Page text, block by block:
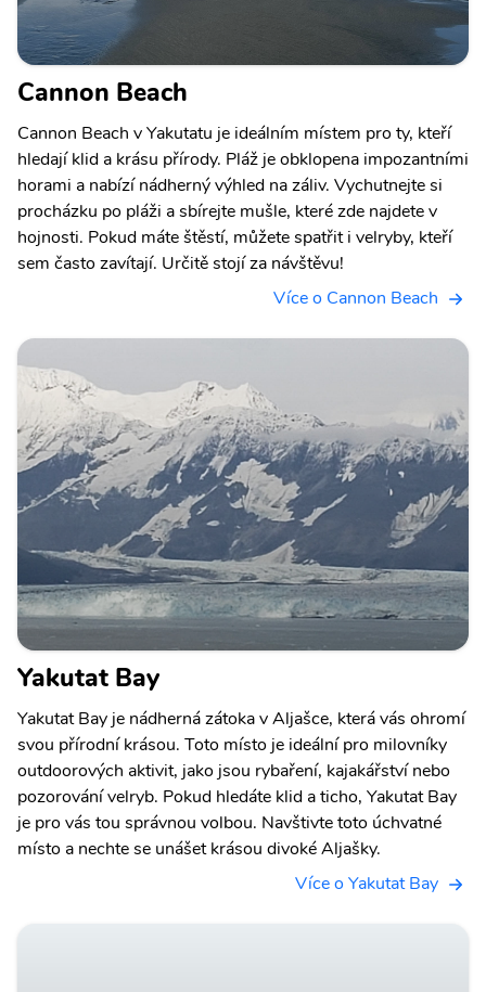
Cannon Beach
Cannon Beach v Yakutatu je ideálním místem pro ty, kteří
hledají klid a krásu přírody. Pláž je obklopena impozantními
horami a nabízí nádherný výhled na záliv. Vychutnejte si
procházku po pláži a sbírejte mušle, které zde najdete v
hojnosti. Pokud máte štěstí, můžete spatřit i velryby, kteří
sem často zavítají. Určitě stojí za návštěvu!
Více o Cannon Beach
Yakutat Bay
Yakutat Bay je nádherná zátoka v Aljašce, která vás ohromí
svou přírodní krásou. Toto místo je ideální pro milovníky
outdoorových aktivit, jako jsou rybaření, kajakářství nebo
pozorování velryb. Pokud hledáte klid a ticho, Yakutat Bay
je pro vás tou správnou volbou. Navštivte toto úchvatné
místo a nechte se unášet krásou divoké Aljašky.
Více o Yakutat Bay